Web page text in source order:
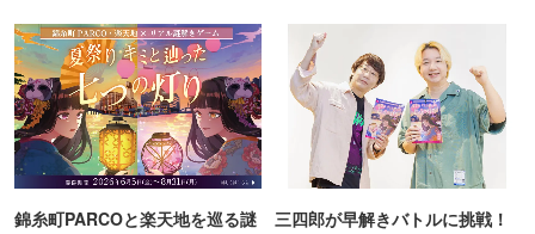
錦糸町PARCOと楽天地を巡る謎
三四郎が早解きバトルに挑戦！